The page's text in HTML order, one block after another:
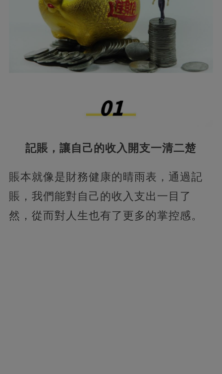
記賬，讓自己的收入開支一清二楚
賬本就像是財務健康的晴雨表，通過記
賬，我們能對自己的收入支出一目了
然，從而對人生也有了更多的掌控感。